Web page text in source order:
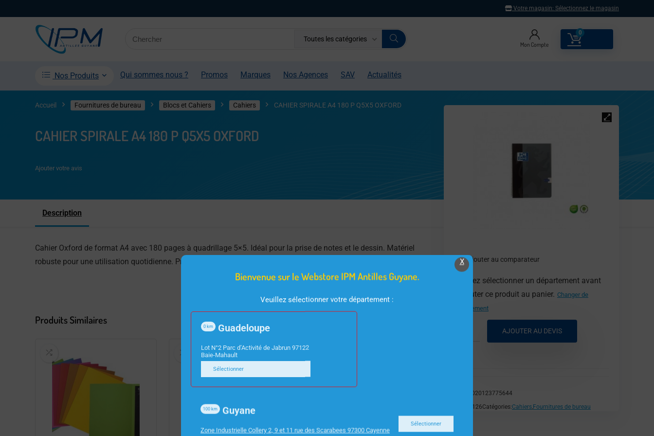
Votre magasin: Sélectionnez le magasin
Toutes les catégories
Mon Compte
0
Nos Produits Qui sommes nous ? Promos Marques Nos Agences SAV Actualités
Accueil Fournitures de bureau Blocs et Cahiers Cahiers CAHIER SPIRALE A4 180 P Q5X5 OXFORD
CAHIER SPIRALE A4 180 P Q5X5 OXFORD
Ajouter au comparateur
Veuillez sélectionner un département avant
d'ajouter ce produit au panier. Changer de
département
AJOUTER AU DEVIS
3020123775644
H126Catégories:Cahiers Fournitures de bureau
Ajouter votre avis
Description
Cahier Oxford de format A4 avec 180 pages à quadrillage 5×5. Idéal pour la prise de notes et le dessin. Matériel
robuste pour une utilisation quotidienne. Première qualité pour une satisfaction durable.
Produits Similaires
X
Bienvenue sur le Webstore IPM Antilles Guyane.
Veuillez sélectionner votre département :
Guadeloupe
0 km
Lot N°2 Parc d’Activité de Jabrun 97122
Baie-Mahault
Sélectionner
Guyane
100 km
Zone Industrielle Collery 2, 9 et 11 rue des Scarabees 97300 Cayenne
Sélectionner